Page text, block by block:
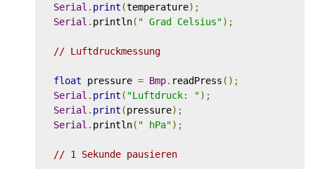
Serial . print (temperature);
Serial . println( " Grad Celsius");
// Luftdruckmessung
float pressure = Bmp. readPress ();
Serial . print ( "Luftdruck: ");
Serial . print (pressure);
Serial . println( " hPa");
// 1 Sekunde pausieren